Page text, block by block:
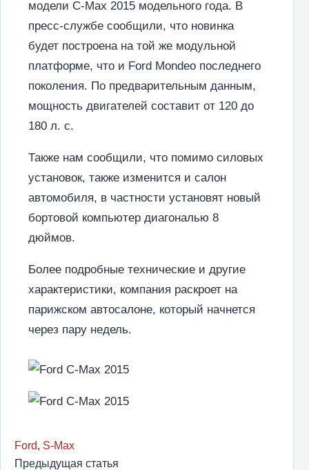
модели C-Max 2015 модельного года. В
пресс-службе сообщили, что новинка
будет построена на той же модульной
платформе, что и Ford Mondeo последнего
поколения. По предварительным данным,
мощность двигателей составит от 120 до
180 л. с.
Также нам сообщили, что помимо силовых
установок, также изменится и салон
автомобиля, в частности установят новый
бортовой компьютер диагональю 8
дюймов.
Более подробные технические и другие
характеристики, компания раскроет на
парижском автосалоне, который начнется
через пару недель.
Ford, S-Max
Предыдущая статья